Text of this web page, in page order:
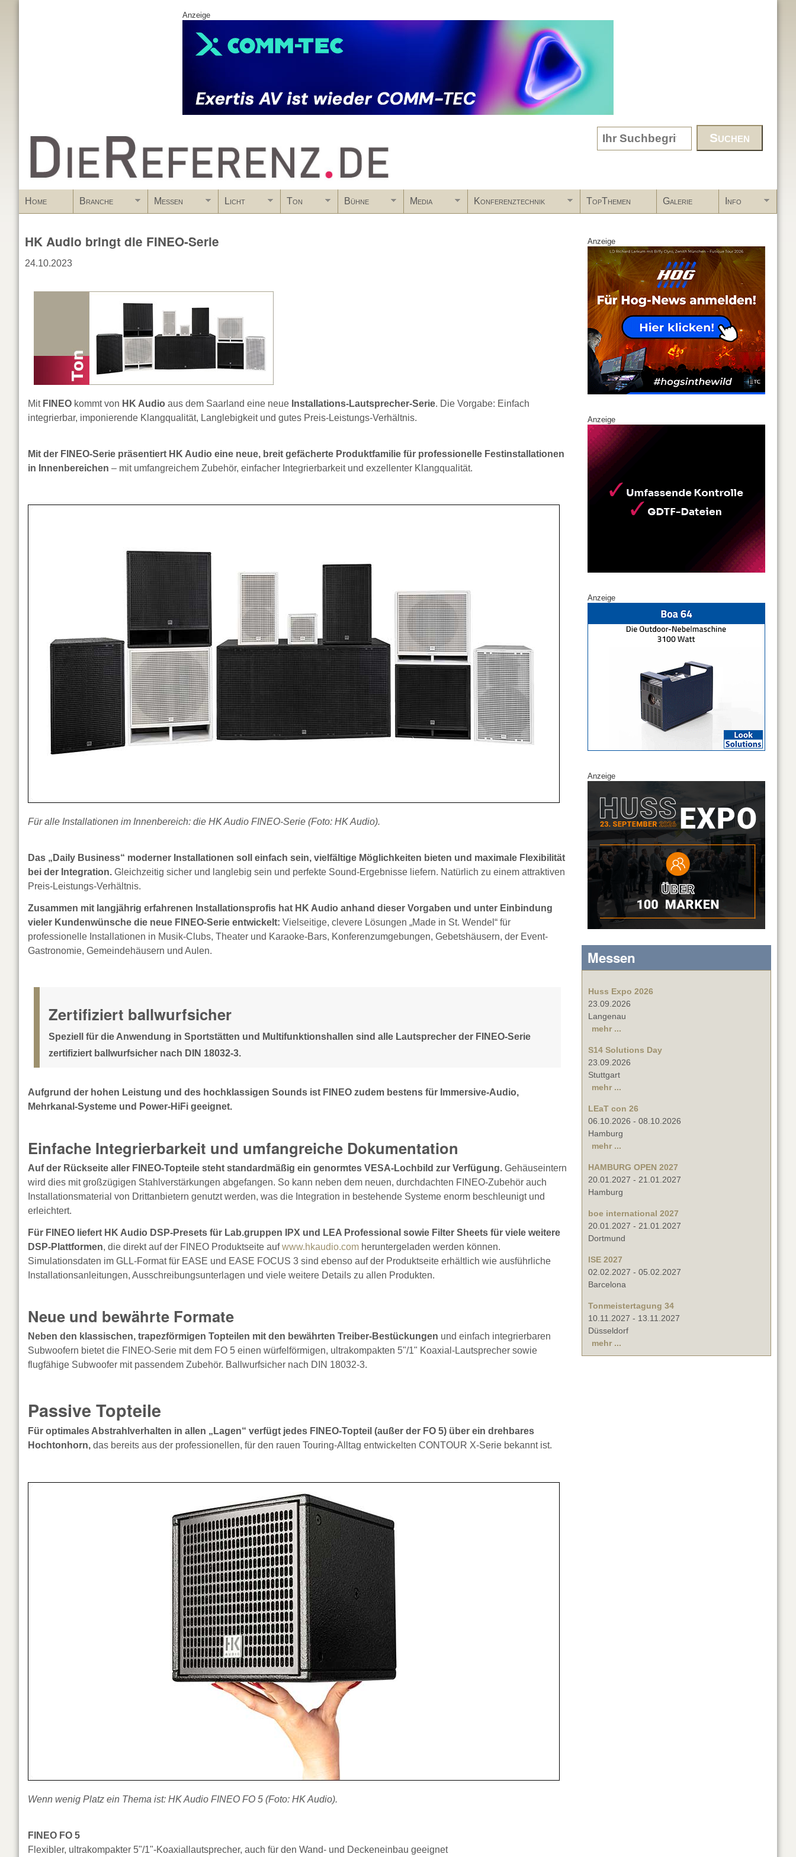
Anzeige
www.DieReferenz.de Search form
Home Branche Messen Licht Ton Bühne Media Konferenztechnik TopThemen Galerie Info
HK Audio bringt die FINEO-Serie
24.10.2023
Mit FINEO kommt von HK Audio aus dem Saarland eine neue Installations-Lautsprecher-Serie. Die Vorgabe: Einfach
integrierbar, imponierende Klangqualität, Langlebigkeit und gutes Preis-Leistungs-Verhältnis.
Mit der FINEO-Serie präsentiert HK Audio eine neue, breit gefächerte Produktfamilie für professionelle Festinstallationen
in Innenbereichen – mit umfangreichem Zubehör, einfacher Integrierbarkeit und exzellenter Klangqualität.
Für alle Installationen im Innenbereich: die HK Audio FINEO-Serie (Foto: HK Audio).
Das „Daily Business“ moderner Installationen soll einfach sein, vielfältige Möglichkeiten bieten und maximale Flexibilität
bei der Integration. Gleichzeitig sicher und langlebig sein und perfekte Sound-Ergebnisse liefern. Natürlich zu einem attraktiven
Preis-Leistungs-Verhältnis.
Zusammen mit langjährig erfahrenen Installationsprofis hat HK Audio anhand dieser Vorgaben und unter Einbindung
vieler Kundenwünsche die neue FINEO-Serie entwickelt: Vielseitige, clevere Lösungen „Made in St. Wendel“ für
professionelle Installationen in Musik-Clubs, Theater und Karaoke-Bars, Konferenzumgebungen, Gebetshäusern, der Event-
Gastronomie, Gemeindehäusern und Aulen.
Zertifiziert ballwurfsicher
Speziell für die Anwendung in Sportstätten und Multifunktionshallen sind alle Lautsprecher der FINEO-Serie
zertifiziert ballwurfsicher nach DIN 18032-3.
Aufgrund der hohen Leistung und des hochklassigen Sounds ist FINEO zudem bestens für Immersive-Audio,
Mehrkanal-Systeme und Power-HiFi geeignet.
Einfache Integrierbarkeit und umfangreiche Dokumentation
Auf der Rückseite aller FINEO-Topteile steht standardmäßig ein genormtes VESA-Lochbild zur Verfügung. Gehäuseintern
wird dies mit großzügigen Stahlverstärkungen abgefangen. So kann neben dem neuen, durchdachten FINEO-Zubehör auch
Installationsmaterial von Drittanbietern genutzt werden, was die Integration in bestehende Systeme enorm beschleunigt und
erleichtert.
Für FINEO liefert HK Audio DSP-Presets für Lab.gruppen IPX und LEA Professional sowie Filter Sheets für viele weitere
DSP-Plattformen, die direkt auf der FINEO Produktseite aufwww.hkaudio.com heruntergeladen werden können.
Simulationsdaten im GLL-Format für EASE und EASE FOCUS 3 sind ebenso auf der Produktseite erhältlich wie ausführliche
Installationsanleitungen, Ausschreibungsunterlagen und viele weitere Details zu allen Produkten.
Neue und bewährte Formate
Neben den klassischen, trapezförmigen Topteilen mit den bewährten Treiber-Bestückungen und einfach integrierbaren
Subwoofern bietet die FINEO-Serie mit dem FO 5 einen würfelförmigen, ultrakompakten 5"/1" Koaxial-Lautsprecher sowie
flugfähige Subwoofer mit passendem Zubehör. Ballwurfsicher nach DIN 18032-3.
Passive Topteile
Für optimales Abstrahlverhalten in allen „Lagen“ verfügt jedes FINEO-Topteil (außer der FO 5) über ein drehbares
Hochtonhorn, das bereits aus der professionellen, für den rauen Touring-Alltag entwickelten CONTOUR X-Serie bekannt ist.
Wenn wenig Platz ein Thema ist: HK Audio FINEO FO 5 (Foto: HK Audio).
FINEO FO 5
Flexibler, ultrakompakter 5"/1"-Koaxiallautsprecher, auch für den Wand- und Deckeneinbau geeignet
Anzeige
Anzeige
Anzeige
Anzeige
Messen
Huss Expo 2026
23.09.2026
Langenau
mehr ...
S14 Solutions Day
23.09.2026
Stuttgart
mehr ...
LEaT con 26
06.10.2026 - 08.10.2026
Hamburg
mehr ...
HAMBURG OPEN 2027
20.01.2027 - 21.01.2027
Hamburg
boe international 2027
20.01.2027 - 21.01.2027
Dortmund
ISE 2027
02.02.2027 - 05.02.2027
Barcelona
Tonmeistertagung 34
10.11.2027 - 13.11.2027
Düsseldorf
mehr ...